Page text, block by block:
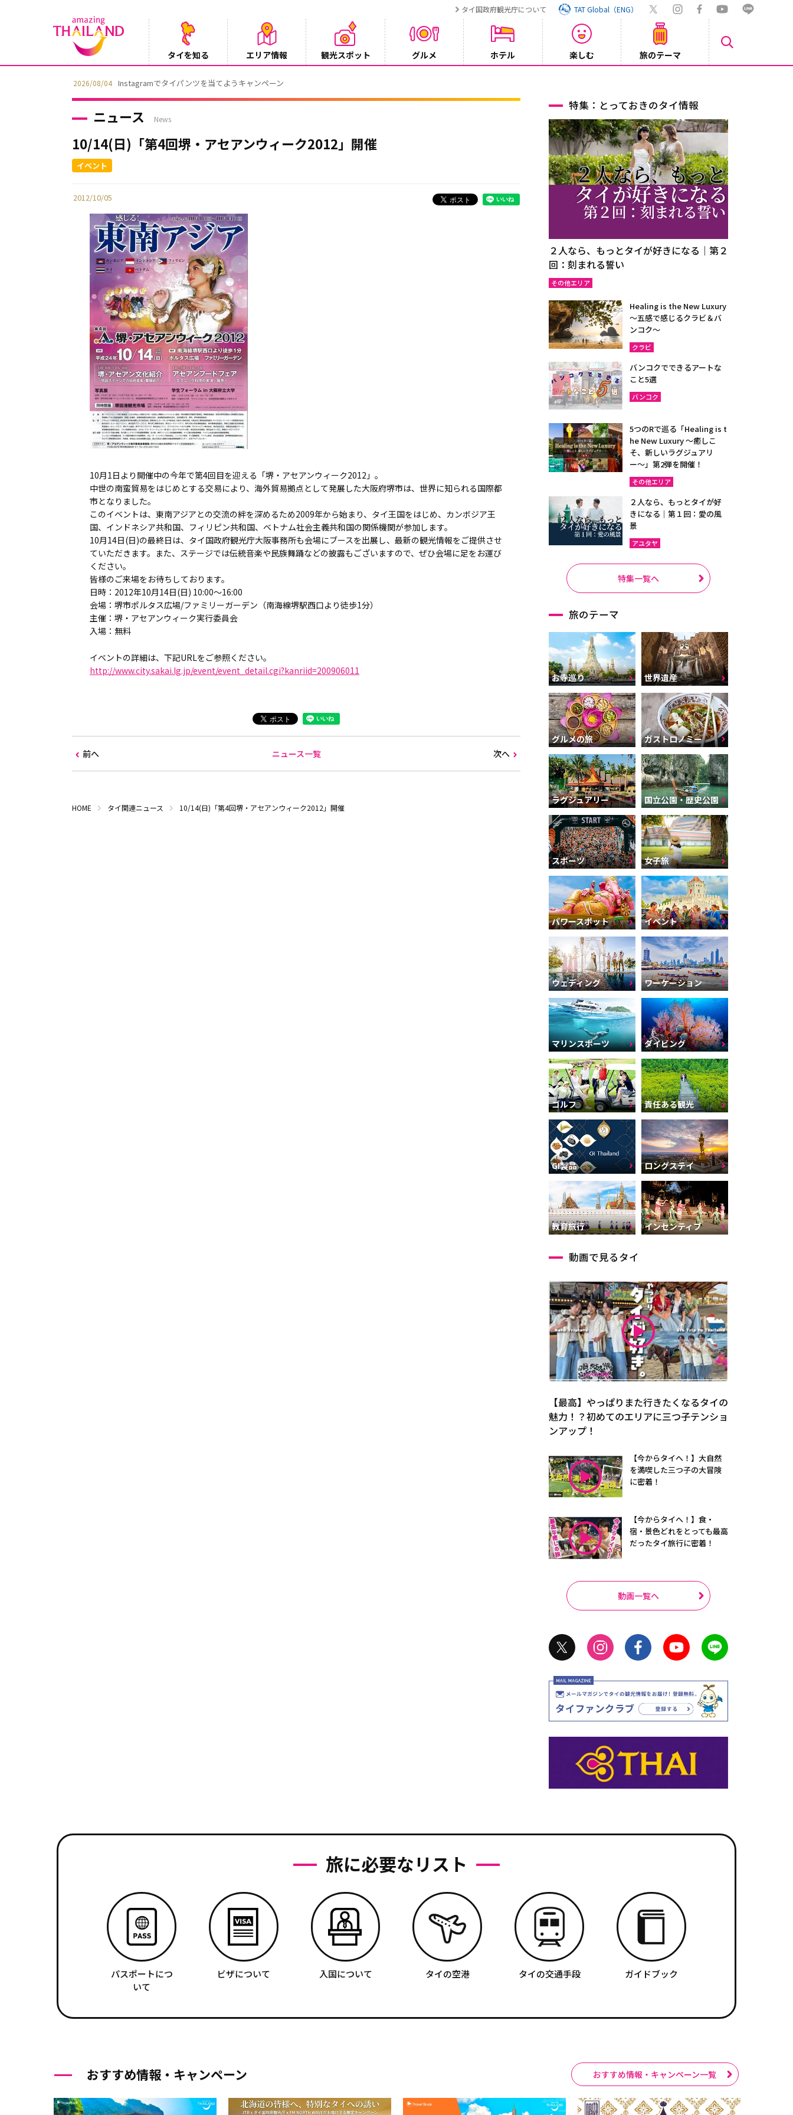
タイ国政府観光庁について TAT Global（ENG）
タイを知る エリア情報 観光スポット グルメ ホテル 楽しむ 旅のテーマ
2026/08/04 Instagramでタイパンツを当てようキャンペーン
ニュース News
10/14(日)「第4回堺・アセアンウィーク2012」開催
2012/10/05
10月1日より開催中の今年で第4回目を迎える「堺・アセアンウィーク2012」。
中世の南蛮貿易をはじめとする交易により、海外貿易拠点として発展した大阪府堺市は、世界に知られる国際都
市となりました。
このイベントは、東南アジアとの交流の絆を深めるため2009年から始まり、タイ王国をはじめ、カンボジア王
国、インドネシア共和国、フィリピン共和国、ベトナム社会主義共和国の関係機関が参加します。
10月14日(日)の最終日は、タイ国政府観光庁大阪事務所も会場にブースを出展し、最新の観光情報をご提供させ
ていただきます。また、ステージでは伝統音楽や民族舞踊などの披露もございますので、ぜひ会場に足をお運び
ください。
皆様のご来場をお待ちしております。
日時：2012年10月14日(日) 10:00～16:00
会場：堺市ポルタス広場/ファミリーガーデン（南海線堺駅西口より徒歩1分）
主催：堺・アセアンウィーク実行委員会
入場：無料
イベントの詳細は、下記URLをご参照ください。
http://www.city.sakai.lg.jp/event/event_detail.cgi?kanriid=200906011
前へ ニュース一覧 次へ
HOME タイ関連ニュース 10/14(日)「第4回堺・アセアンウィーク2012」開催
特集：とっておきのタイ情報
２人なら、もっとタイが好きになる｜第２
回：刻まれる誓い
その他エリア
Healing is the New Luxury
～五感で感じるクラビ＆バ
ンコク～
クラビ
バンコクでできるアートな
こと5選
バンコク
5つのRで巡る「Healing is t
he New Luxury ～癒しこ
そ、新しいラグジュアリ
ー〜」第2弾を開催！
その他エリア
２人なら、もっとタイが好
きになる｜第１回：愛の風
景
アユタヤ
特集一覧へ
旅のテーマ
お寺巡り 世界遺産
グルメの旅 ガストロノミー
ラグジュアリー 国立公園・歴史公園
スポーツ 女子旅
パワースポット イベント
ウェディング ワーケーション
マリンスポーツ ダイビング
ゴルフ 責任ある観光
GI製品 ロングステイ
教育旅行 インセンティブ
動画で見るタイ
【最高】やっぱりまた行きたくなるタイの
魅力！？初めてのエリアに三つ子テンショ
ンアップ！
【今からタイへ！】大自然
を満喫した三つ子の大冒険
に密着！
【今からタイへ！】食・
宿・景色どれをとっても最高
だったタイ旅行に密着！
動画一覧へ
旅に必要なリスト
パスポートにつ
いて
ビザについて 入国について タイの空港 タイの交通手段 ガイドブック
おすすめ情報・キャンペーン おすすめ情報・キャンペーン一覧